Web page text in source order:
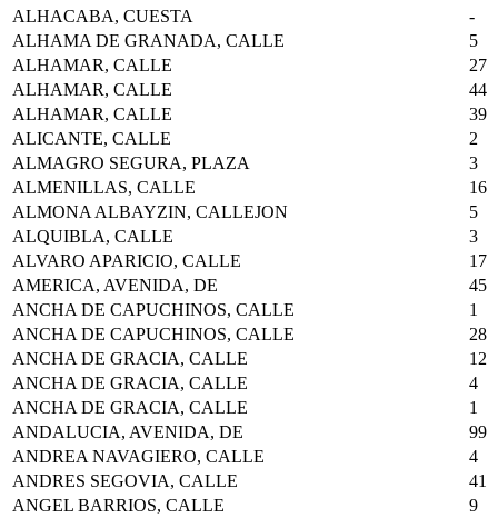
ALHACABA, CUESTA
-
ALHAMA DE GRANADA, CALLE
5
ALHAMAR, CALLE
27
ALHAMAR, CALLE
44
ALHAMAR, CALLE
39
ALICANTE, CALLE
2
ALMAGRO SEGURA, PLAZA
3
ALMENILLAS, CALLE
16
ALMONA ALBAYZIN, CALLEJON
5
ALQUIBLA, CALLE
3
ALVARO APARICIO, CALLE
17
AMERICA, AVENIDA, DE
45
ANCHA DE CAPUCHINOS, CALLE
1
ANCHA DE CAPUCHINOS, CALLE
28
ANCHA DE GRACIA, CALLE
12
ANCHA DE GRACIA, CALLE
4
ANCHA DE GRACIA, CALLE
1
ANDALUCIA, AVENIDA, DE
99
ANDREA NAVAGIERO, CALLE
4
ANDRES SEGOVIA, CALLE
41
ANGEL BARRIOS, CALLE
9